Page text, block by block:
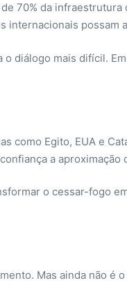
70% da
internacionais possam
diálogo mais difícil.
como Egito, EUA e
a
o cessar-fogo
Mas ainda não